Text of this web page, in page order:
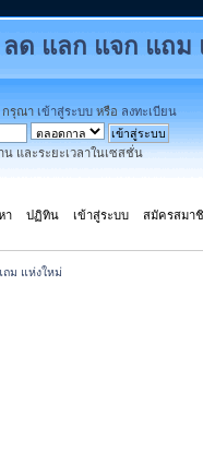
ด แลก แจก แถม
กรุณา เข้าสู่ระบบ หรือ ลงทะเบียน
และระยะเวลาในเซสชั่น
า ปฏิทิน เข้าสู่ระบบ สมัครสมา
ม แห่งใหม่